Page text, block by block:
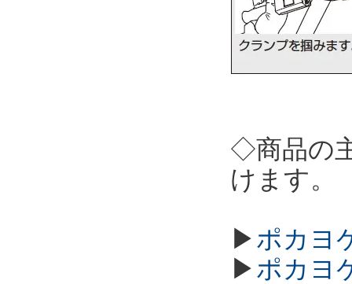
◇商品の
けます。
▶ポカヨ
▶ポカヨ